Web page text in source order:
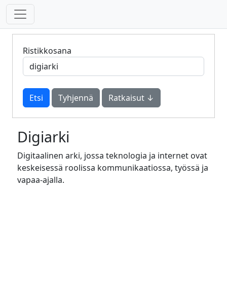
Ristikkosana
Tyhjennä Ratkaisut ↓
Digiarki
Digitaalinen arki, jossa teknologia ja internet ovat
keskeisessä roolissa kommunikaatiossa, työssä ja
vapaa-ajalla.